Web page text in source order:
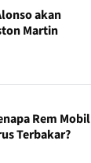
akan
Martin
Rem Mobil
Terbakar?